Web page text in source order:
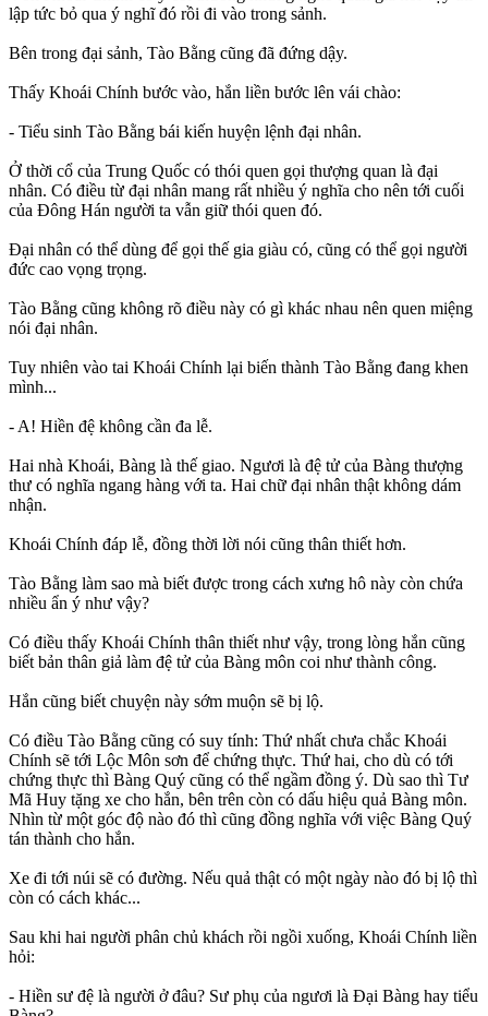
lập tức bỏ qua ý nghĩ đó rồi đi vào trong sảnh.
Bên trong đại sảnh, Tào Bằng cũng đã đứng dậy.
Thấy Khoái Chính bước vào, hắn liền bước lên vái chào:
- Tiểu sinh Tào Bằng bái kiến huyện lệnh đại nhân.
Ở thời cổ của Trung Quốc có thói quen gọi thượng quan là đại
nhân. Có điều từ đại nhân mang rất nhiều ý nghĩa cho nên tới cuối
của Đông Hán người ta vẫn giữ thói quen đó.
Đại nhân có thể dùng để gọi thế gia giàu có, cũng có thể gọi người
đức cao vọng trọng.
Tào Bằng cũng không rõ điều này có gì khác nhau nên quen miệng
nói đại nhân.
Tuy nhiên vào tai Khoái Chính lại biến thành Tào Bằng đang khen
mình...
- A! Hiền đệ không cần đa lễ.
Hai nhà Khoái, Bàng là thế giao. Ngươi là đệ tử của Bàng thượng
thư có nghĩa ngang hàng với ta. Hai chữ đại nhân thật không dám
nhận.
Khoái Chính đáp lễ, đồng thời lời nói cũng thân thiết hơn.
Tào Bằng làm sao mà biết được trong cách xưng hô này còn chứa
nhiều ẩn ý như vậy?
Có điều thấy Khoái Chính thân thiết như vậy, trong lòng hắn cũng
biết bản thân giả làm đệ tử của Bàng môn coi như thành công.
Hắn cũng biết chuyện này sớm muộn sẽ bị lộ.
Có điều Tào Bằng cũng có suy tính: Thứ nhất chưa chắc Khoái
Chính sẽ tới Lộc Môn sơn để chứng thực. Thứ hai, cho dù có tới
chứng thực thì Bàng Quý cũng có thể ngầm đồng ý. Dù sao thì Tư
Mã Huy tặng xe cho hắn, bên trên còn có dấu hiệu quả Bàng môn.
Nhìn từ một góc độ nào đó thì cũng đồng nghĩa với việc Bàng Quý
tán thành cho hắn.
Xe đi tới núi sẽ có đường. Nếu quả thật có một ngày nào đó bị lộ thì
còn có cách khác...
Sau khi hai người phân chủ khách rồi ngồi xuống, Khoái Chính liền
hỏi:
- Hiền sư đệ là người ở đâu? Sư phụ của ngươi là Đại Bàng hay tiểu